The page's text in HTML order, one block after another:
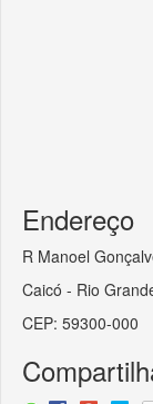
Endereço
R Manoel
Caicó - Rio
CEP: 59300-000